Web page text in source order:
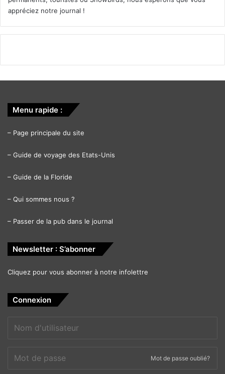
appréciez notre journal !
Menu rapide :
– Page principale du site
– Guide de voyage des Etats-Unis
– Guide de la Floride
– Qui sommes nous ?
– Passer de la pub dans le journal
Newsletter : S’abonner
Cliquez pour vous abonner à notre infolettre
Connexion
Mot de passe oublié?